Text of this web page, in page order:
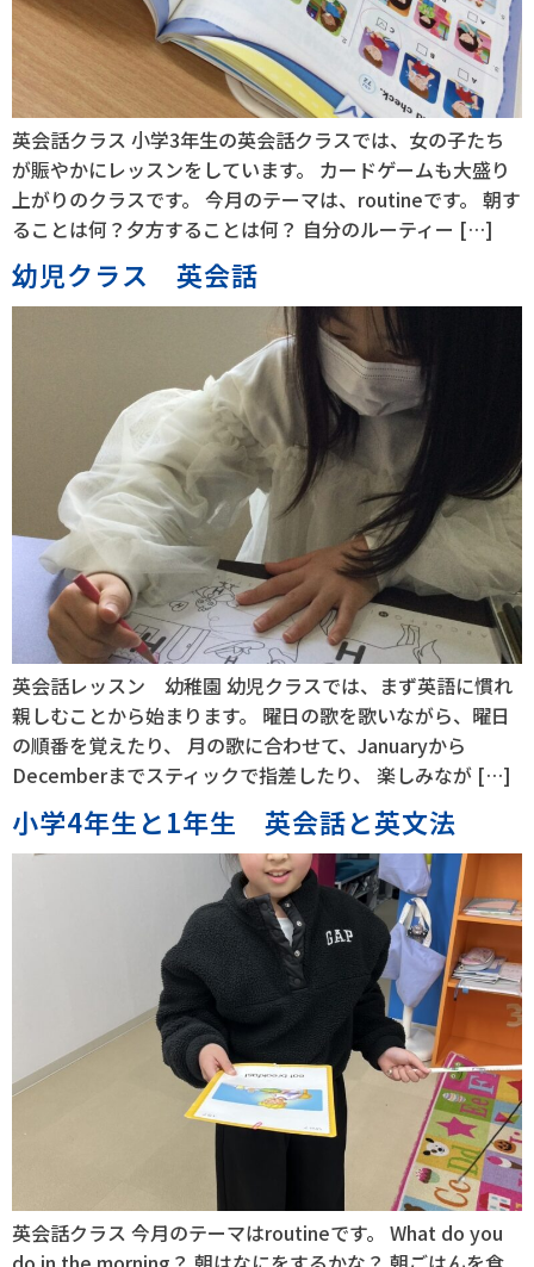
英会話クラス 小学3年生の英会話クラスでは、女の子たち
が賑やかにレッスンをしています。 カードゲームも大盛り
上がりのクラスです。 今月のテーマは、routineです。 朝す
ることは何？夕方することは何？ 自分のルーティー […]
幼児クラス 英会話
英会話レッスン 幼稚園 幼児クラスでは、まず英語に慣れ
親しむことから始まります。 曜日の歌を歌いながら、曜日
の順番を覚えたり、 月の歌に合わせて、Januaryから
Decemberまでスティックで指差したり、 楽しみなが […]
小学4年生と1年生 英会話と英文法
英会話クラス 今月のテーマはroutineです。 What do you